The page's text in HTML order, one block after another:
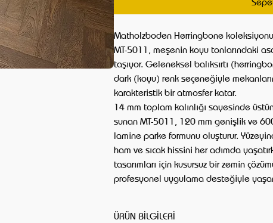
Matholzboden Herringbone
MT-5011, meşenin koyu tonlarındaki
taşıyor. Geleneksel balıksırtı
dark (koyu) renk seçeneğiyle
karakteristik bir atmosfer katar.
14 mm toplam kalınlığı sayesinde
sunan MT-5011, 120 mm genişlik ve
lamine parke formunu oluşturur.
ham ve sıcak hissini her adımda
tasarımları için kusursuz bir zemin
profesyonel uygulama desteğiyle
ÜRÜN BİLGİLERİ